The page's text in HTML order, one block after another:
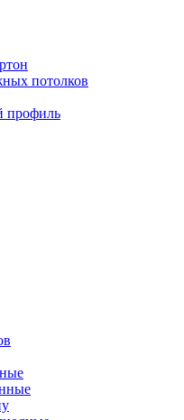
потолков
профиль